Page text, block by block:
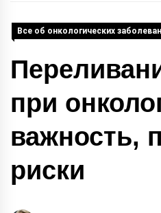
Все об онкологических
при
важность,
риски